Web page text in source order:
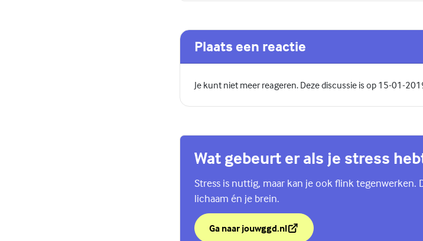
Plaats een reactie
Je kunt niet meer reageren. Deze discussie is op 15-01-
Wat gebeurt er als je stress
Stress is nuttig, maar kan je ook flink tegenwerken.
lichaam én je brein.
Ga naar jouwggd.nl
over Wat gebeurt er als je stress hebt?
(Externe link)